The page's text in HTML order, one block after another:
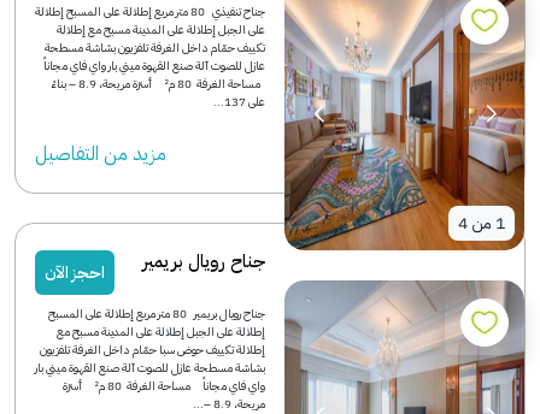
1 من4
جناح تنفيذي 80 متر مربع إطلالة على المسبح إطلالة
على الجبل إطلالة على المدينة مسبح مع إطلالة
تكييف حمّام داخل الغرفة تلفزيون بشاشة مسطحة
عازل للصوت آلة صنع القهوة ميني بار واي فاي مجاناً
مساحة الغرفة 80 م² أسرّة مريحة، 8.9 – بناءً
على 137...
مزید من التفاصیل
جناح رويال بريمير احجز الآن
جناح رويال بريمير 80 متر مربع إطلالة على المسبح
إطلالة على الجبل إطلالة على المدينة مسبح مع
إطلالة تكييف حوض سبا حمّام داخل الغرفة تلفزيون
بشاشة مسطحة عازل للصوت آلة صنع القهوة ميني بار
واي فاي مجاناً مساحة الغرفة 80 م² أسرّة
مريحة، 8.9 –...